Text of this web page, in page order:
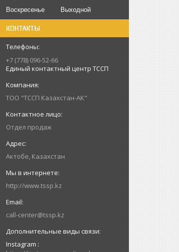
Воскресенье
Выходной
КОНТАКТЫ
+7 (778) 096-52-66
Единый контактный центр ТССП
ТОО "ТССП Казахстан-АК"
Отдел продаж
Актобе, Казахстан
http://www.tssp.kz
call-center@tssp.kz
Instagram